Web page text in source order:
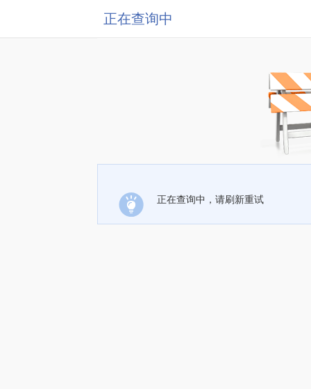
正在查询中
正在查询中，请刷新重试